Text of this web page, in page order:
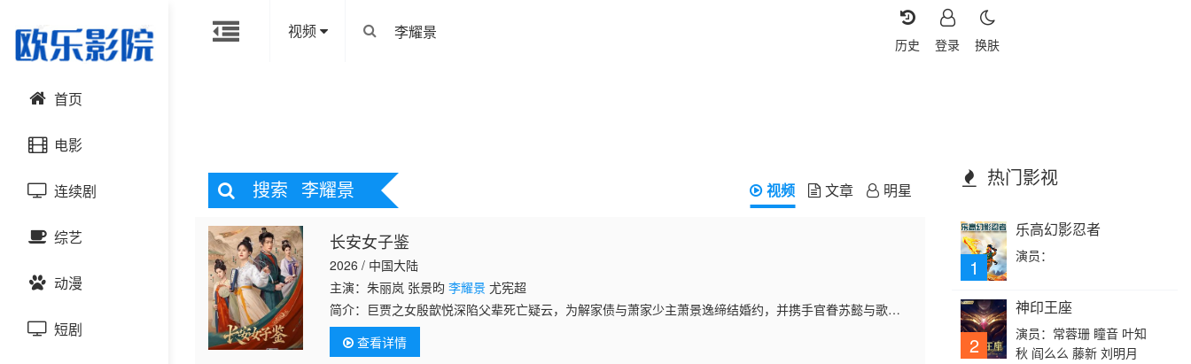
视频
换肤
登录
历史
首页
电影
动作片
喜剧片
爱情片
科幻片
连续剧
国产剧
港台剧
日韩剧
综艺
大陆综艺
日韩综艺
动漫
国产动漫
短剧
搜索 李耀景 视频 文章 明星
长安女子鉴
2026 / 中国大陆
主演：朱丽岚 张景昀李耀景 尤宪超
简介： 巨贾之女殷歆悦深陷父辈死亡疑云，为解家债与萧家少主萧景逸缔结婚约，并携手官眷苏懿与歌姬
林燕歌开设女子医馆以求破局。三人跨越阶级壁垒，以医术为刃对抗阴谋与偏见，终揭真相，收获尊严与
真情，亦改写了无数长安
查看详情
热门影视
1
乐高幻影忍者
演员：
2
神印王座
演员：常蓉珊 瞳音 叶知
秋 阎么么 藤新 刘明月